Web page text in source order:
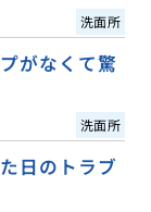
洗面所
がなくて驚
洗面所
日のトラブ